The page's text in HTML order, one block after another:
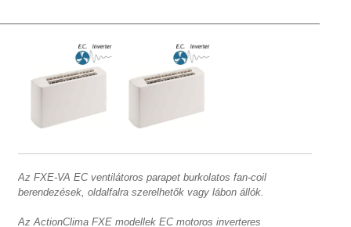
Az FXE-VA EC ventilátoros parapet burkolatos fan-coil
berendezések, oldalfalra szerelhetők vagy lábon állók.
Az ActionClima FXE modellek EC motoros inverteres